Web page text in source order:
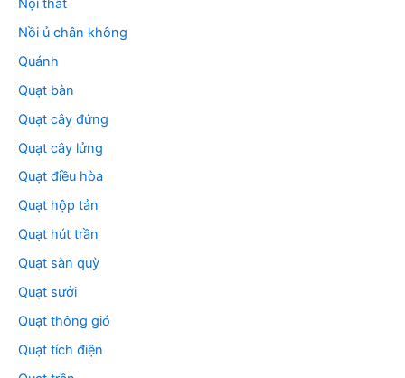
Nội thất
Nồi ủ chân không
Quánh
Quạt bàn
Quạt cây đứng
Quạt cây lửng
Quạt điều hòa
Quạt hộp tản
Quạt hút trần
Quạt sàn quỳ
Quạt sưởi
Quạt thông gió
Quạt tích điện